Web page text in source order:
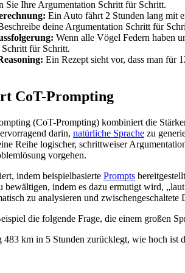
Sie Ihre Argumentation Schritt für Schritt.
Ein Auto fährt 2 Stunden lang mit
deine Argumentation Schritt für
Wenn alle Vögel Federn haben
für Schritt.
Ein Rezept sieht vor, dass man für
CoT-Prompting
(CoT-Prompting) kombiniert die
darin, natürliche Sprache zu
Reihe logischer, schrittweiser
vorgehen.
indem beispielbasierte Prompts
bewältigen, indem es dazu ermutigt wird,
zu analysieren und
die folgende Frage, die einem großen
483 km in 5 Stunden zurücklegt, wie hoch ist